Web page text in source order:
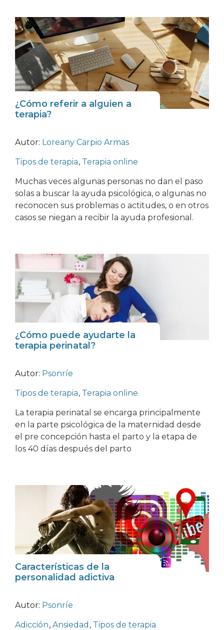
¿Cómo referir a alguien a
terapia?
Autor: Loreany Carpio Armas
Tipos de terapia, Terapia online
Muchas veces algunas personas no dan el paso
solas a buscar la ayuda psicológica, o algunas no
reconocen sus problemas o actitudes, o en otros
casos se niegan a recibir la ayuda profesional.
¿Cómo puede ayudarte la
terapia perinatal?
Autor: Psonríe
Tipos de terapia, Terapia online
La terapia perinatal se encarga principalmente
en la parte psicológica de la maternidad desde
el pre concepción hasta el parto y la etapa de
los 40 días después del parto
Características de la
personalidad adictiva
Autor: Psonríe
Adicción, Ansiedad, Tipos de terapia